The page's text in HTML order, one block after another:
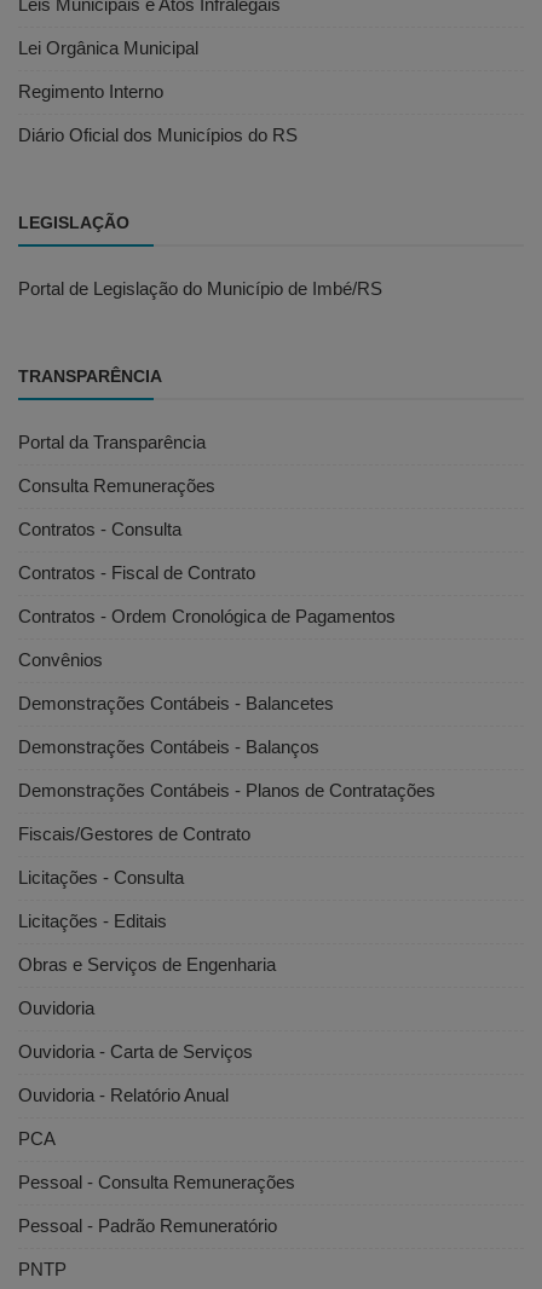
Leis Municipais e Atos Infralegais
Lei Orgânica Municipal
Regimento Interno
Diário Oficial dos Municípios do RS
LEGISLAÇÃO
Portal de Legislação do Município de Imbé/RS
TRANSPARÊNCIA
Portal da Transparência
Consulta Remunerações
Contratos - Consulta
Contratos - Fiscal de Contrato
Contratos - Ordem Cronológica de Pagamentos
Convênios
Demonstrações Contábeis - Balancetes
Demonstrações Contábeis - Balanços
Demonstrações Contábeis - Planos de Contratações
Fiscais/Gestores de Contrato
Licitações - Consulta
Licitações - Editais
Obras e Serviços de Engenharia
Ouvidoria
Ouvidoria - Carta de Serviços
Ouvidoria - Relatório Anual
PCA
Pessoal - Consulta Remunerações
Pessoal - Padrão Remuneratório
PNTP